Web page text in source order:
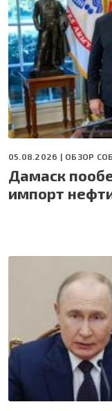
05.08.2026 | ОБЗОР
Дамаск
импорт